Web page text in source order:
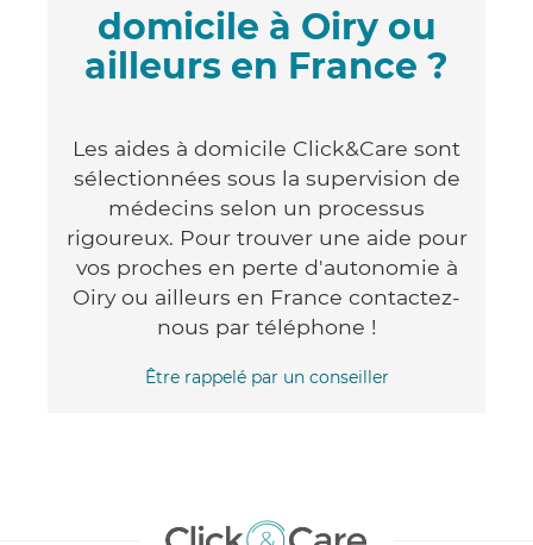
domicile à Oiry ou
ailleurs en France ?
Les aides à domicile Click&Care sont
sélectionnées sous la supervision de
médecins selon un processus
rigoureux. Pour trouver une aide pour
vos proches en perte d'autonomie à
Oiry ou ailleurs en France contactez-
nous par téléphone !
Être rappelé par un conseiller